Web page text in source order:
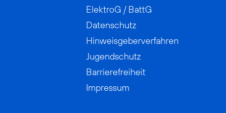
ElektroG / BattG
Datenschutz
Hinweisgeberverfahren
Jugendschutz
Barrierefreiheit
Impressum